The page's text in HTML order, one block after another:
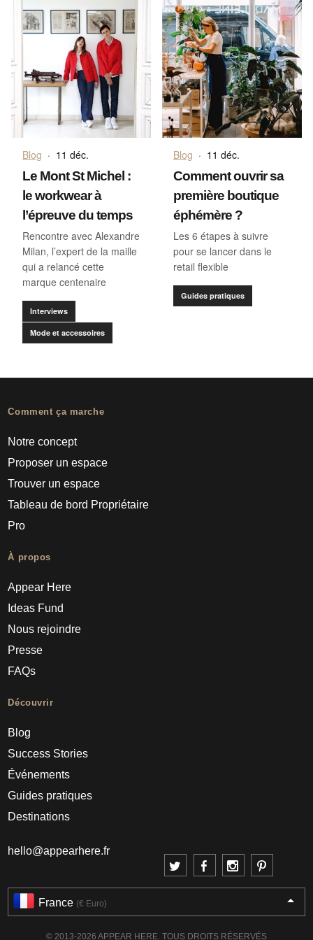
Blog · 11 déc.
Le Mont St Michel :
le workwear à
l’épreuve du temps
Rencontre avec Alexandre
Milan, l’expert de la maille
qui a relancé cette
marque centenaire
Interviews
Mode et accessoires
Blog · 11 déc.
Comment ouvrir sa
première boutique
éphémère ?
Les 6 étapes à suivre
pour se lancer dans le
retail flexible
Guides pratiques
Comment ça marche
Notre concept
Proposer un espace
Trouver un espace
Tableau de bord Propriétaire
Pro
À propos
Appear Here
Ideas Fund
Nous rejoindre
Presse
FAQs
Découvrir
Blog
Success Stories
Événements
Guides pratiques
Destinations
hello@appearhere.fr
France (€ Euro)
© 2013-2026 APPEAR HERE. TOUS DROITS RÉSERVÉS